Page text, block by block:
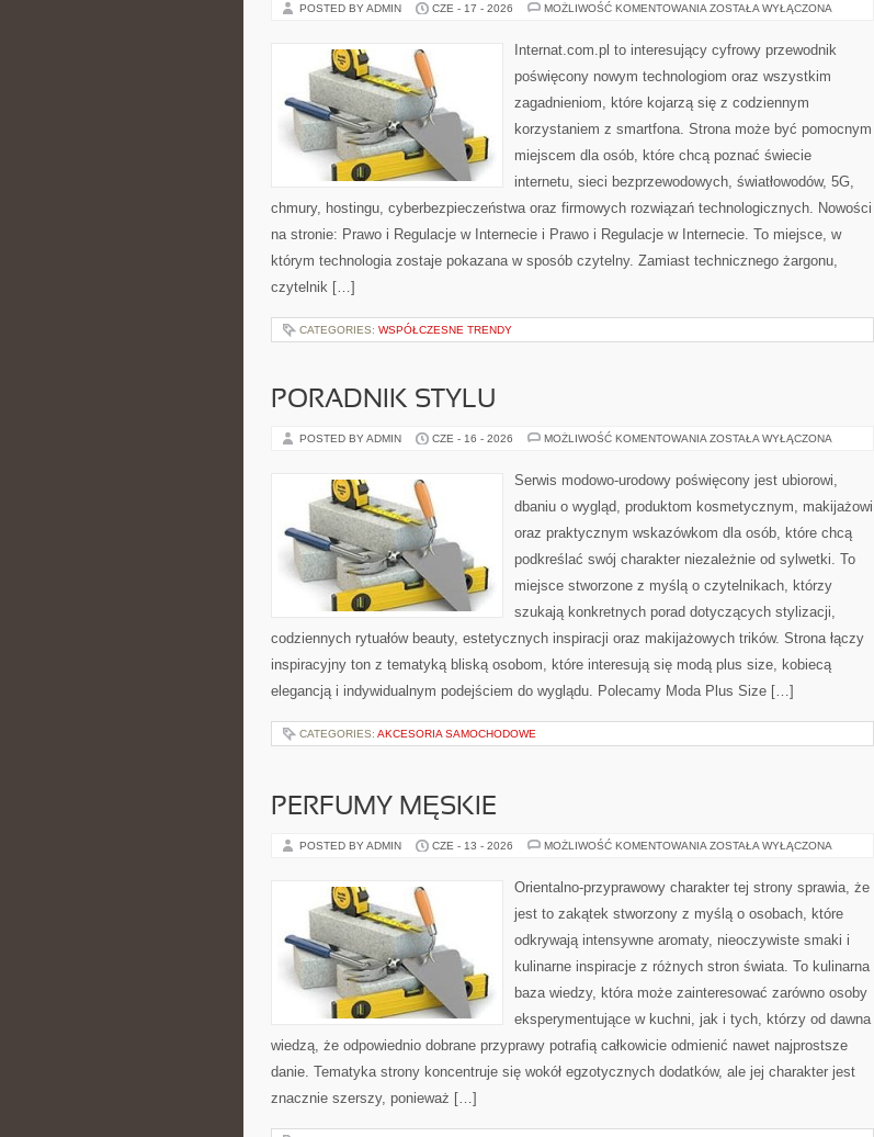
POSTED BY ADMIN CZE - 17 - 2026 MOŻLIWOŚĆ KOMENTOWANIA INTERNET
TECHNOLOGIE
ZOSTAŁA WYŁĄCZONA
Internat.com.pl to interesujący cyfrowy przewodnik
poświęcony nowym technologiom oraz wszystkim
zagadnieniom, które kojarzą się z codziennym
korzystaniem z smartfona. Strona może być pomocnym
miejscem dla osób, które chcą poznać świecie
internetu, sieci bezprzewodowych, światłowodów, 5G,
chmury, hostingu, cyberbezpieczeństwa oraz firmowych rozwiązań technologicznych. Nowości
na stronie: Prawo i Regulacje w Internecie i Prawo i Regulacje w Internecie. To miejsce, w
którym technologia zostaje pokazana w sposób czytelny. Zamiast technicznego żargonu,
czytelnik […]
CATEGORIES: WSPÓŁCZESNE TRENDY
PORADNIK STYLU
POSTED BY ADMIN CZE - 16 - 2026 MOŻLIWOŚĆ KOMENTOWANIA PORADNIK
ZOSTAŁA WYŁĄCZONA
Serwis modowo-urodowy poświęcony jest ubiorowi,
dbaniu o wygląd, produktom kosmetycznym, makijażowi
oraz praktycznym wskazówkom dla osób, które chcą
podkreślać swój charakter niezależnie od sylwetki. To
miejsce stworzone z myślą o czytelnikach, którzy
szukają konkretnych porad dotyczących stylizacji,
codziennych rytuałów beauty, estetycznych inspiracji oraz makijażowych trików. Strona łączy
inspiracyjny ton z tematyką bliską osobom, które interesują się modą plus size, kobiecą
elegancją i indywidualnym podejściem do wyglądu. Polecamy Moda Plus Size […]
CATEGORIES: AKCESORIA SAMOCHODOWE
PERFUMY MĘSKIE
POSTED BY ADMIN CZE - 13 - 2026 MOŻLIWOŚĆ KOMENTOWANIA PERFUMY
ZOSTAŁA WYŁĄCZONA
Orientalno-przyprawowy charakter tej strony sprawia, że
jest to zakątek stworzony z myślą o osobach, które
odkrywają intensywne aromaty, nieoczywiste smaki i
kulinarne inspiracje z różnych stron świata. To kulinarna
baza wiedzy, która może zainteresować zarówno osoby
eksperymentujące w kuchni, jak i tych, którzy od dawna
wiedzą, że odpowiednio dobrane przyprawy potrafią całkowicie odmienić nawet najprostsze
danie. Tematyka strony koncentruje się wokół egzotycznych dodatków, ale jej charakter jest
znacznie szerszy, ponieważ […]